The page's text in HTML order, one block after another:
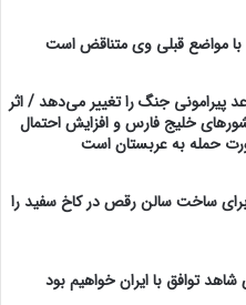
با مواضع قبلی وی متناقض است
پیرامونی جنگ را تغییر می‌دهد / اثر
خلیج فارس و افزایش احتمال
حمله به عربستان است
برای ساخت سالن رقص در کاخ سفید را
توافق با ایران خواهیم بود